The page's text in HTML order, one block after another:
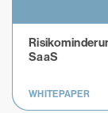
SaaS
WHITEPAPER